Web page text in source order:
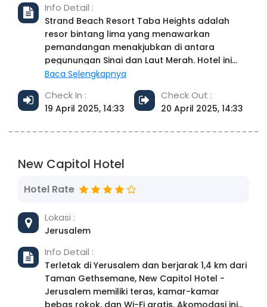
Info Detail :
Strand Beach Resort Taba Heights adalah
resor bintang lima yang menawarkan
pemandangan menakjubkan di antara
pegunungan Sinai dan Laut Merah. Hotel ini
memiliki arsitektur yang terinspirasi gaya Mesir
renang, dan fasilitas lengkap termasuk klub
anak-anak, spa, serta pusat kebugaran.
dapat menikmati beragam aktivitas olahraga
lainnya​
Baca Selengkapnya
Check In :
19 April 2025, 14:33
Check Out :
20 April 2025, 14:33
New Capitol Hotel
Hotel Rate
Lokasi :
Jerusalem
Info Detail :
Terletak di Yerusalem dan berjarak 1,4 km dari
Taman Gethsemane, New Capitol Hotel -
Jerusalem memiliki teras, kamar-kamar